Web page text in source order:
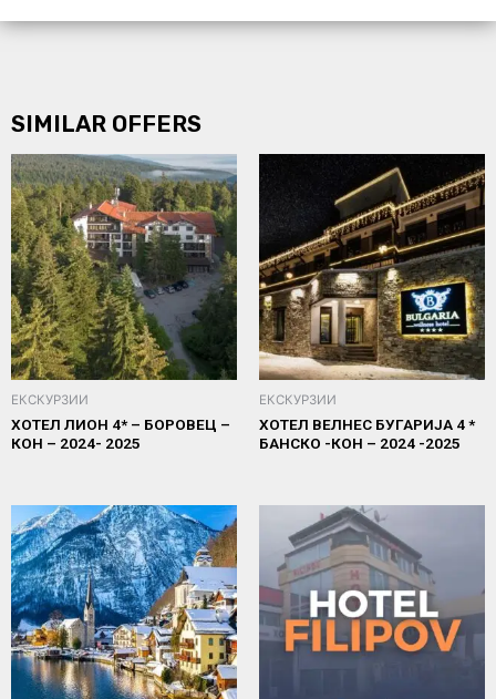
SIMILAR OFFERS
ЕКСКУРЗИИ
ХОТЕЛ ЛИОН 4* – БОРОВЕЦ –
КОН – 2024- 2025
ЕКСКУРЗИИ
ХОТЕЛ ВЕЛНЕС БУГАРИЈА 4 *
БАНСКО -КОН – 2024 -2025